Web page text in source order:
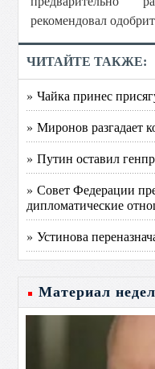
рекомендовал
ЧИТАЙТЕ ТАКЖЕ:
» Чайка принес
» Миронов разгадает
» Путин оставил
» Совет Федерации
дипломатические
» Устинова
Материал